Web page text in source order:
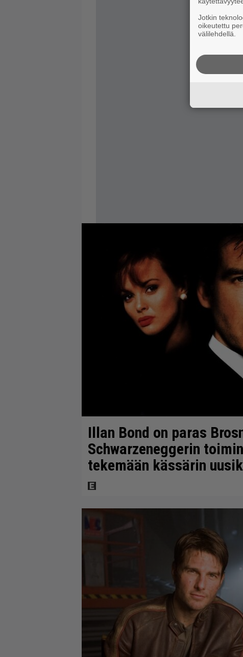
Illan Bond on paras
Schwarzeneggerin
tekemään kässärin
Jotkin
oikeutettu
välilehdellä.